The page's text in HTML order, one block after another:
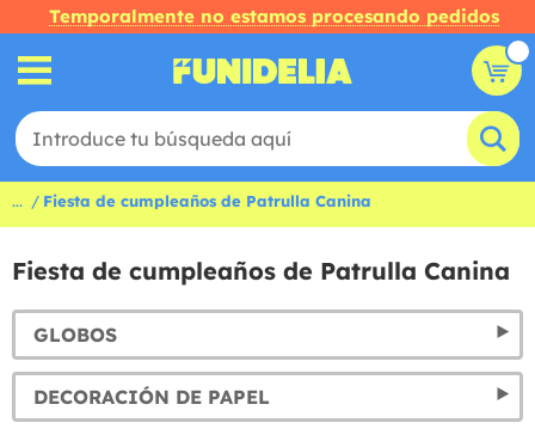
Temporalmente no estamos procesando pedidos
... Fiesta de cumpleaños de Patrulla Canina
Fiesta de cumpleaños de Patrulla Canina
GLOBOS
DECORACIÓN DE PAPEL